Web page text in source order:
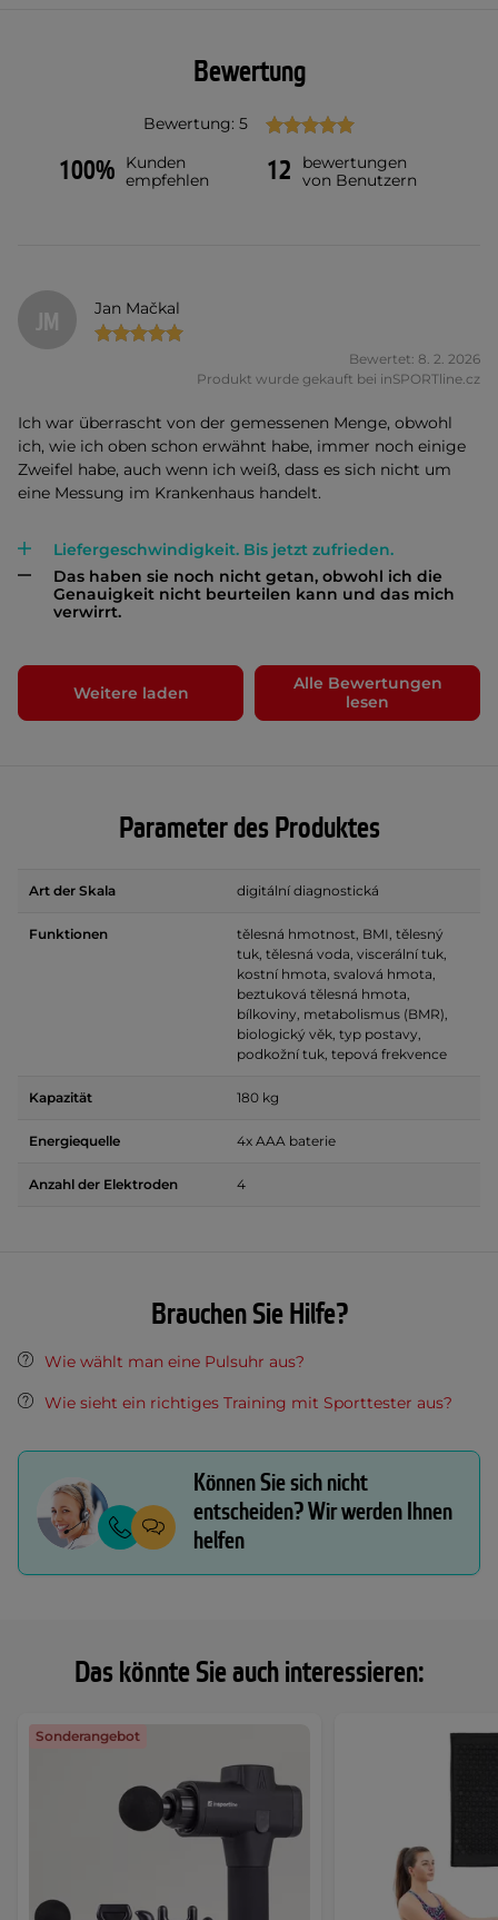
Das könnte Sie auch interessieren:
Sonderangebot
Bewertung
Bewertung: 5
100%
Kunden
empfehlen
12
bewertungen
von Benutzern
JM Jan Mačkal
Bewertet: 8. 2. 2026
Produkt wurde gekauft bei inSPORTline.cz
Ich war überrascht von der gemessenen Menge, obwohl
ich, wie ich oben schon erwähnt habe, immer noch einige
Zweifel habe, auch wenn ich weiß, dass es sich nicht um
eine Messung im Krankenhaus handelt.
Liefergeschwindigkeit. Bis jetzt zufrieden.
Das haben sie noch nicht getan, obwohl ich die
Genauigkeit nicht beurteilen kann und das mich
verwirrt.
Weitere laden
Alle Bewertungen
lesen
Parameter des Produktes
Art der Skala digitální diagnostická
Funktionen
tělesná hmotnost, BMI, tělesný
tuk, tělesná voda, viscerální tuk,
kostní hmota, svalová hmota,
beztuková tělesná hmota,
bílkoviny, metabolismus (BMR),
biologický věk, typ postavy,
podkožní tuk, tepová frekvence
Kapazität 180 kg
Energiequelle 4x AAA baterie
Anzahl der Elektroden 4
Brauchen Sie Hilfe?
Wie wählt man eine Pulsuhr aus?
Wie sieht ein richtiges Training mit Sporttester aus?
Können Sie sich nicht
entscheiden? Wir werden Ihnen
helfen